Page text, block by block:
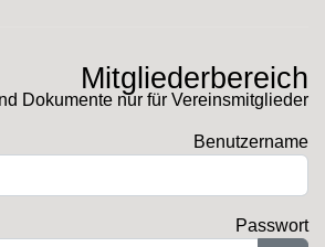
Mitgliederbereich
Dokumente nur für Vereinsmitglieder
Benutzername
Passwort